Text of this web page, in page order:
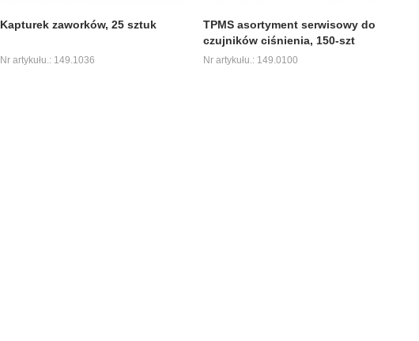
Kapturek zaworków, 25 sztuk
Nr artykułu.: 149.1036
TPMS asortyment serwisowy do
czujników ciśnienia, 150-szt
Nr artykułu.: 149.0100